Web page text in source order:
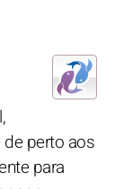
perto aos
para